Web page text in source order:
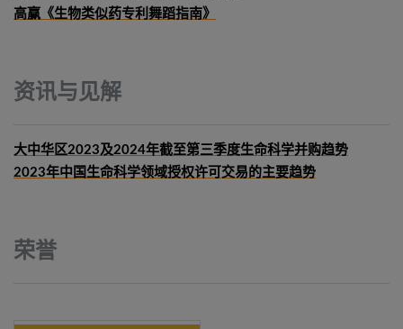
高赢《生物类似药专利舞蹈指南》
资讯与见解
大中华区2023及2024年截至第三季度生命科学并购趋势
2023年中国生命科学领域授权许可交易的主要趋势
荣誉